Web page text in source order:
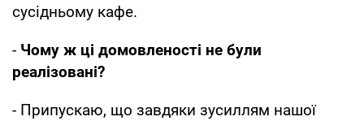
сусідньому кафе.
- Чому ж ці домовленості не були
реалізовані?
- Припускаю, що завдяки зусиллям нашої